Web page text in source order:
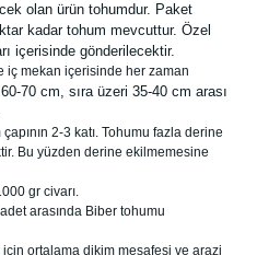
olan ürün tohumdur. Paket
kadar tohum mevcuttur. Özel
içerisinde gönderilecektir.
iç mekan içerisinde her zaman
70 cm, sıra üzeri 35-40 cm arası
2-3 katı. Tohumu fazla derine
Bu yüzden derine ekilmemesine
gr civarı.
arasında Biber tohumu
ortalama dikim mesafesi ve arazi